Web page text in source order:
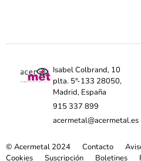
Isabel Colbrand, 10
plta. 5ª-133 28050,
Madrid, España
915 337 899
acermetal@acermetal.es
© Acermetal 2024 Contacto
Cookies
Suscripción Boletines